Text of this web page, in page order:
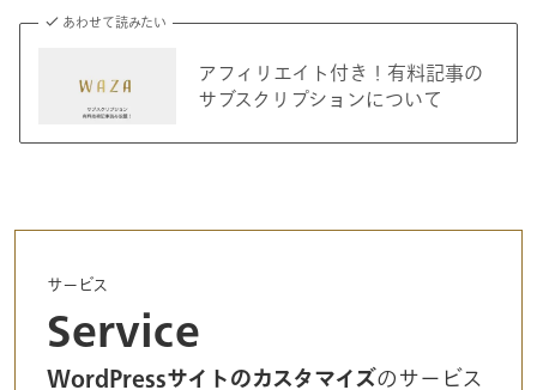
あわせて読みたい
アフィリエイト付き！有料記事の
サブスクリプションについて
サービス
Service
WordPressサイトのカスタマイズのサービス